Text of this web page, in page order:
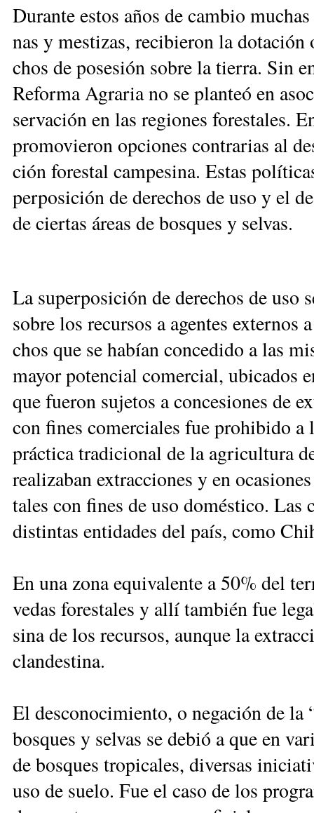
Du­ran­te es­tos años de cam­bio
nas y mes­ti­zas, re­ci­bie­ron la
chos de po­se­sión so­bre la tie­rra. Sin
Re­for­ma Agra­ria no se plan­teó en
ser­va­ción en las re­gio­nes fo­res­ta­les.
pro­mo­vie­ron op­cio­nes con­tra­rias al
ción fo­res­tal cam­pe­si­na. Es­tas
per­po­si­ción de de­re­chos de uso y el
de cier­tas áreas de bos­ques y sel­vas.
La su­per­po­si­ción de de­re­chos de uso
so­bre los re­cur­sos a agen­tes
chos que se ha­bían con­ce­di­do a las
ma­yor po­ten­cial co­mer­cial, ubi­ca­dos
que fue­ron su­je­tos a con­ce­sio­nes de
con fi­nes co­mer­cia­les fue pro­hi­bi­do a
prác­ti­ca tra­di­cio­nal de la agri­cul­tu­ra
rea­li­za­ban ex­trac­cio­nes y en
ta­les con fi­nes de uso do­més­ti­co. Las
dis­tin­tas en­ti­da­des del país, co­mo
En una zo­na equi­va­len­te a 50% del
ve­das fo­res­ta­les y allí tam­bién fue
si­na de los re­cur­sos, aun­que la
clan­des­ti­na.
El des­co­no­ci­mien­to, o ne­ga­ción de la
bos­ques y sel­vas se de­bió a que en
de bos­ques tro­pi­ca­les, di­ver­sas
uso de sue­lo. Fue el ca­so de los